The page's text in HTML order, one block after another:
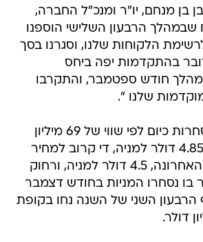
בן מנחם, יו"ר ומנכ"ל החברה,
הרבעון השלישי הוספנו
הלקוחות שלנו, וסגרנו בסך
מדובר בהתקדמות יפה ביחס
חודש ספטמבר, והתקרבו
שלנו ".
מניות פאנטדק נסחרות כיום לפי שווי של 69 מיליון
דולר ובמחיר של 4.85 דולר למניה, די קרוב למחיר
השפל של השנה האחרונה, 4.5 דולר למניה, ורחוק
של 23 דולר בו נסחרו המניות בחודש דצמבר
הרבעון השני של השנה נחו בקופת